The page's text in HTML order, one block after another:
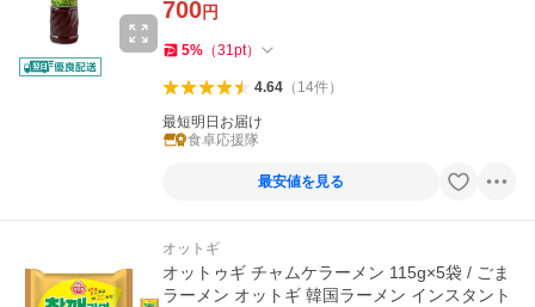
700円
5% （31pt）
4.64（ 14件）
最短明日お届け
食卓応援隊
最安値を見る
オットギ
オットゥギ チャムケラーメン 115g×5袋 / ごま
ラーメン オットギ 韓国ラーメン インスタント